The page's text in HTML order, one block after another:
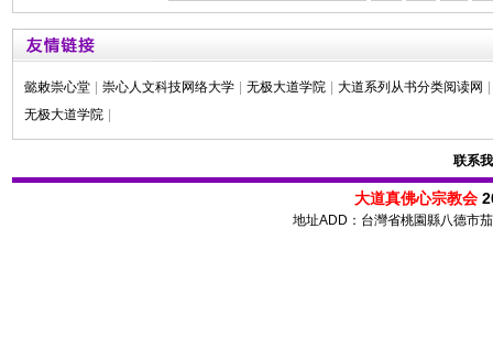
懿敕崇心堂 崇心人文科技网络大学 无极大道学院 大道系列从书分类阅读网
无极大道学院
联系
大道真佛心宗教会
地址ADD：台灣省桃園縣八德市